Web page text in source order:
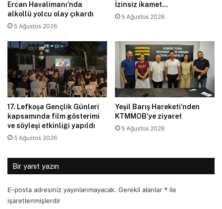
Ercan Havalimanı’nda
alkollü yolcu olay çıkardı
5 Ağustos 2026
İzinsiz ikamet…
5 Ağustos 2026
17. Lefkoşa Gençlik Günleri
kapsamında film gösterimi
ve söyleşi etkinliği yapıldı
5 Ağustos 2026
Yeşil Barış Hareketi’nden
KTMMOB’ye ziyaret
5 Ağustos 2026
Bir yanıt yazın
E-posta adresiniz yayınlanmayacak. Gerekli alanlar * ile
işaretlenmişlerdir